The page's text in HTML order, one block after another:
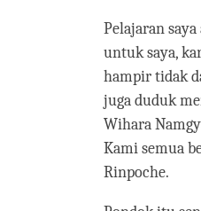
Pelajaran
untuk saya,
hampir tidak
juga duduk
Wihara
Kami semua
Rinpoche.